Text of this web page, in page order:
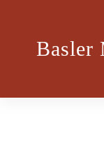
Basler